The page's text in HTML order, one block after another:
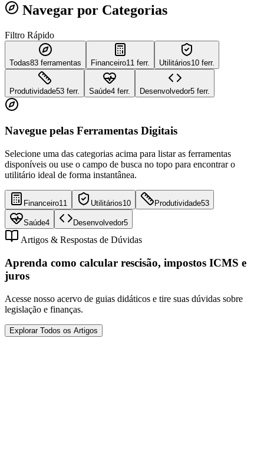
Navegar por Categorias
Filtro Rápido
Todas83 ferramentas Financeiro11 ferr. Utilitários10 ferr.
Produtividade53 ferr. Saúde4 ferr. Desenvolvedor5 ferr.
Navegue pelas Ferramentas Digitais
Selecione uma das categorias acima para listar as ferramentas
disponíveis ou use o campo de busca no topo para encontrar o
utilitário ideal de forma instantânea.
Financeiro11 Utilitários10 Produtividade53
Saúde4 Desenvolvedor5
Artigos & Respostas de Dúvidas
Aprenda como calcular rescisão, impostos ICMS e
juros
Acesse nosso acervo de guias didáticos e tire suas dúvidas sobre
legislação e finanças.
Explorar Todos os Artigos